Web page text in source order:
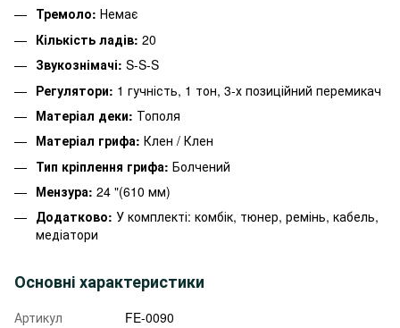
Тремоло: Немає
Кількість ладів: 20
Звукознімачі: S-S-S
Регулятори: 1 гучність, 1 тон, 3-х позиційний перемикач
Матеріал деки: Тополя
Матеріал грифа: Клен / Клен
Тип кріплення грифа: Болчений
Мензура: 24 "(610 мм)
Додатково: У комплекті: комбік, тюнер, ремінь, кабель,
медіатори
Основні характеристики
Артикул
FE-0090